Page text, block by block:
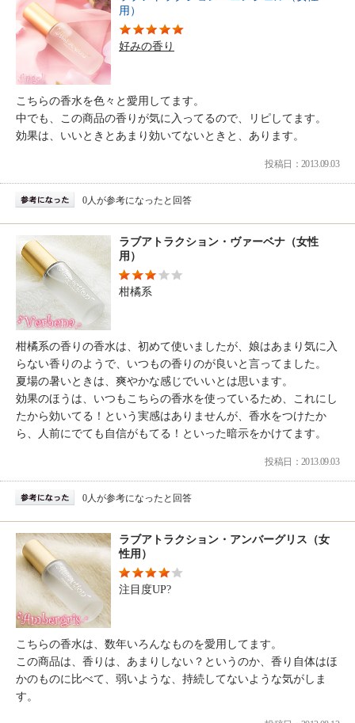
用）
好みの香り
こちらの香水を色々と愛用してます。
中でも、この商品の香りが気に入ってるので、リピしてます。
効果は、いいときとあまり効いてないときと、あります。
投稿日：2013.09.03
0人が参考になったと回答
ラブアトラクション・ヴァーベナ（女性
用）
柑橘系
柑橘系の香りの香水は、初めて使いましたが、娘はあまり気に入
らない香りのようで、いつもの香りのが良いと言ってました。
夏場の暑いときは、爽やかな感じでいいとは思います。
効果のほうは、いつもこちらの香水を使っているため、これにし
たから効いてる！という実感はありませんが、香水をつけたか
ら、人前にでても自信がもてる！といった暗示をかけてます。
投稿日：2013.09.03
0人が参考になったと回答
ラブアトラクション・アンバーグリス（女
性用）
注目度UP?
こちらの香水は、数年いろんなものを愛用してます。
この商品は、香りは、あまりしない？というのか、香り自体はほ
かのものに比べて、弱いような、持続してないような気がしま
す。